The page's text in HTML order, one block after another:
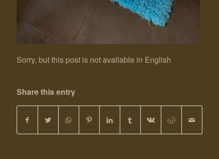
Sorry, but this post is not available in English
Share this entry